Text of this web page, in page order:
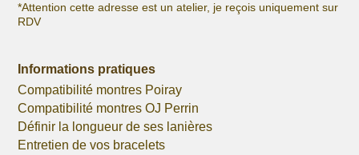
*Attention cette adresse est un atelier, je reçois uniquement sur
RDV
Informations pratiques
Compatibilité montres Poiray
Compatibilité montres OJ Perrin
Définir la longueur de ses lanières
Entretien de vos bracelets